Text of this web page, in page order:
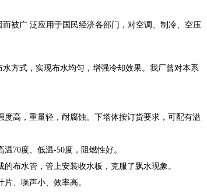
被广 泛应用于国民经济各部门，对空调、制冷、空压
方式，实现布水均匀，增强冷却效果。我厂曾对本系
高，重量轻，耐腐蚀。下塔体按订货要求，可配有溢
70度、低温-50度，阻燃性好。
布水管，管上安装收水板，克服了飘水现象。
、噪声小、效率高。